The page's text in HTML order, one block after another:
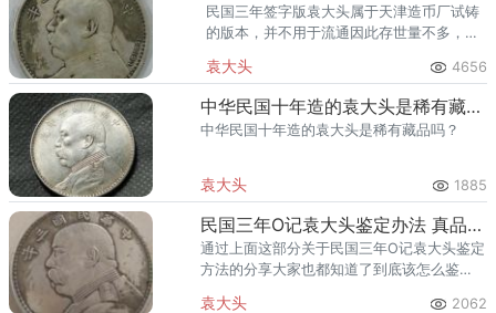
民国三年签字版袁大头属于天津造币厂试铸
的版本，并不用于流通因此存世量不多，被
袁大头 4656
中华民国十年造的袁大头是稀有藏品吗 价格大概多少
中华民国十年造的袁大头是稀有藏品吗？
袁大头 1885
民国三年O记袁大头鉴定办法 真品价格多少
通过上面这部分关于民国三年O记袁大头鉴定
方法的分享大家也都知道了到底该怎么鉴
袁大头 2062